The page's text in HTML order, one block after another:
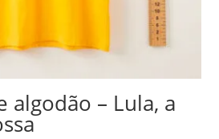
algodão – Lula, a